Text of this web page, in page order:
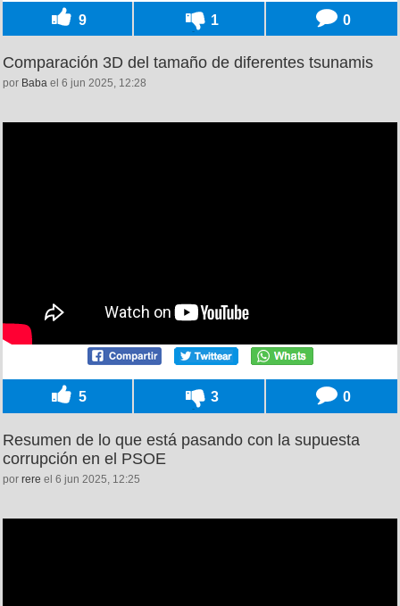
9 1 0
Comparación 3D del tamaño de diferentes tsunamis
por Baba el 6 jun 2025, 12:28
5 3 0
Resumen de lo que está pasando con la supuesta
corrupción en el PSOE
por rere el 6 jun 2025, 12:25